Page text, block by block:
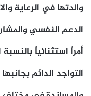
والدتها في الرعاية
الدعم النفسي
أمراً استثنائياً
التواجد الدائم